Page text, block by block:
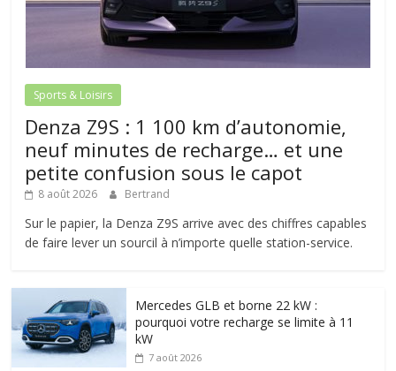
Sports & Loisirs
Denza Z9S : 1 100 km d’autonomie,
neuf minutes de recharge… et une
petite confusion sous le capot
8 août 2026 Bertrand
Sur le papier, la Denza Z9S arrive avec des chiffres capables
de faire lever un sourcil à n’importe quelle station-service.
Mercedes GLB et borne 22 kW :
pourquoi votre recharge se limite à 11
kW
7 août 2026